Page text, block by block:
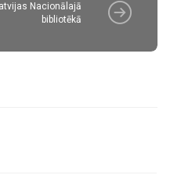
Nacionālajā
bibliotēkā